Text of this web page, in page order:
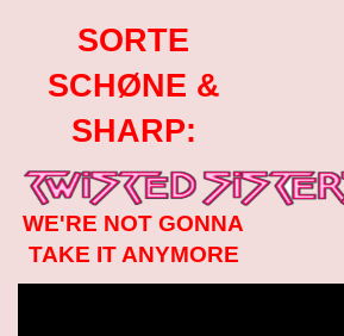
SORTE
SCHØNE &
SHARP:
WE'RE NOT GONNA
TAKE IT ANYMORE